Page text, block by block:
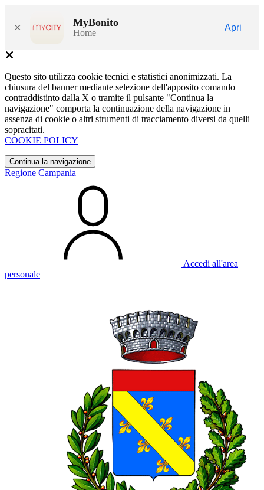
× MyBonito
Home
Apri
Questo sito utilizza cookie tecnici e statistici anonimizzati. La
chiusura del banner mediante selezione dell'apposito comando
contraddistinto dalla X o tramite il pulsante "Continua la
navigazione" comporta la continuazione della navigazione in
assenza di cookie o altri strumenti di tracciamento diversi da quelli
sopracitati.
COOKIE POLICY
Continua la navigazione
Regione Campania
Accedi all'area
personale